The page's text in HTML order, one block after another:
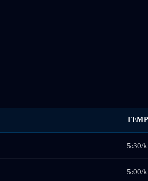
5:30/
5:00/